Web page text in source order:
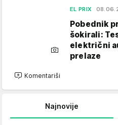
EL PRIX
Pobednik
šokirali:
električni
prelaze
Komentariši
Najnovije